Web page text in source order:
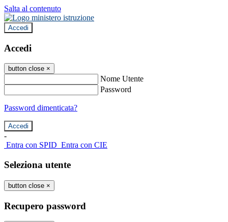
Salta al contenuto
Accedi
Accedi
button close ×
Nome Utente
Password
Password dimenticata?
-
Entra con SPID Entra con CIE
Seleziona utente
button close ×
Recupero password